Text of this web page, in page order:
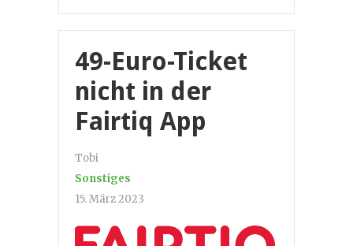
49-Euro-Ticket
nicht in der
Fairtiq App
Tobi
Sonstiges
15. März 2023